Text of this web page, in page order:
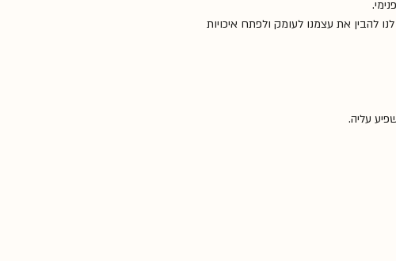
להבין את עצמנו לעומק ולפתח איכויות
עליה.